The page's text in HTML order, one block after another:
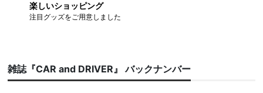
楽しいショッピング
注目グッズをご用意しました
雑誌『CAR and DRIVER』 バックナンバー